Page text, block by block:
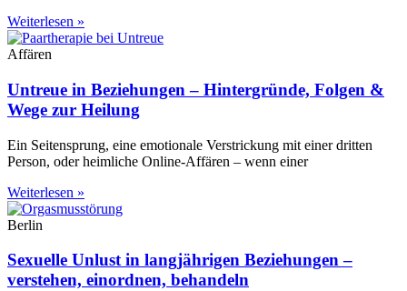
Weiterlesen »
Affären
Untreue in Beziehungen – Hintergründe, Folgen &
Wege zur Heilung
Ein Seitensprung, eine emotionale Verstrickung mit einer dritten
Person, oder heimliche Online-Affären – wenn einer
Weiterlesen »
Berlin
Sexuelle Unlust in langjährigen Beziehungen –
verstehen, einordnen, behandeln